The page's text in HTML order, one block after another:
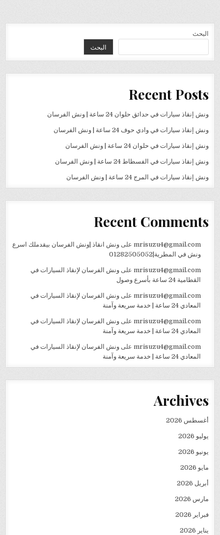
البحث
البحث
Recent Posts
ونش إنقاذ سيارات في حدائق حلوان 24 ساعة | ونش الفرسان
ونش إنقاذ سيارات في وادي حوف 24 ساعة | ونش الفرسان
ونش إنقاذ سيارات في حلوان 24 ساعة | ونش الفرسان
ونش إنقاذ سيارات في الفسطاط 24 ساعة | ونش الفرسان
ونش إنقاذ سيارات في المرج 24 ساعة | ونش الفرسان
Recent Comments
mrisuzu4@gmail.comعلى ونش انقاذ |ونش الفرسان بيقدملك اسرع
ونش في المطرية|01282505052
mrisuzu4@gmail.comعلى ونش الفرسان لإنقاذ السيارات في
القطامية 24 ساعة بأسرع وصول
mrisuzu4@gmail.comعلى ونش الفرسان لإنقاذ السيارات في
المعادي 24 ساعة | خدمة سريعة وآمنة
mrisuzu4@gmail.comعلى ونش الفرسان لإنقاذ السيارات في
المعادي 24 ساعة | خدمة سريعة وآمنة
mrisuzu4@gmail.comعلى ونش الفرسان لإنقاذ السيارات في
المعادي 24 ساعة | خدمة سريعة وآمنة
Archives
أغسطس 2026
يوليو 2026
يونيو 2026
مايو 2026
أبريل 2026
مارس 2026
فبراير 2026
يناير 2026